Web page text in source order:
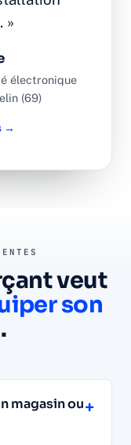
»
électronique
(69)
→
veut
son
.
magasin ou+